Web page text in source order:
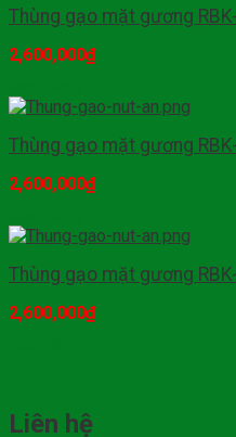
Thùng gạo mặt gương
2,600,000₫
Thùng gạo mặt gương
2,600,000₫
Thùng gạo mặt gương
2,600,000₫
Liên hệ